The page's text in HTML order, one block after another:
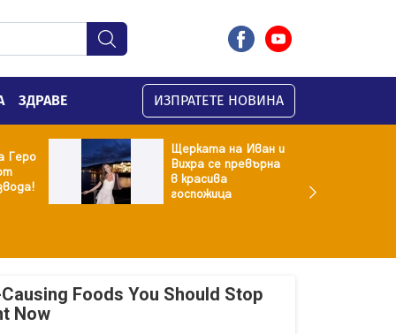
ЗДРАВЕ ИЗПРАТЕТЕ НОВИНА
Геро
Щерката на Иван и
Вихра се превърна
в красива
госпожица
Foods You Should Stop
Now